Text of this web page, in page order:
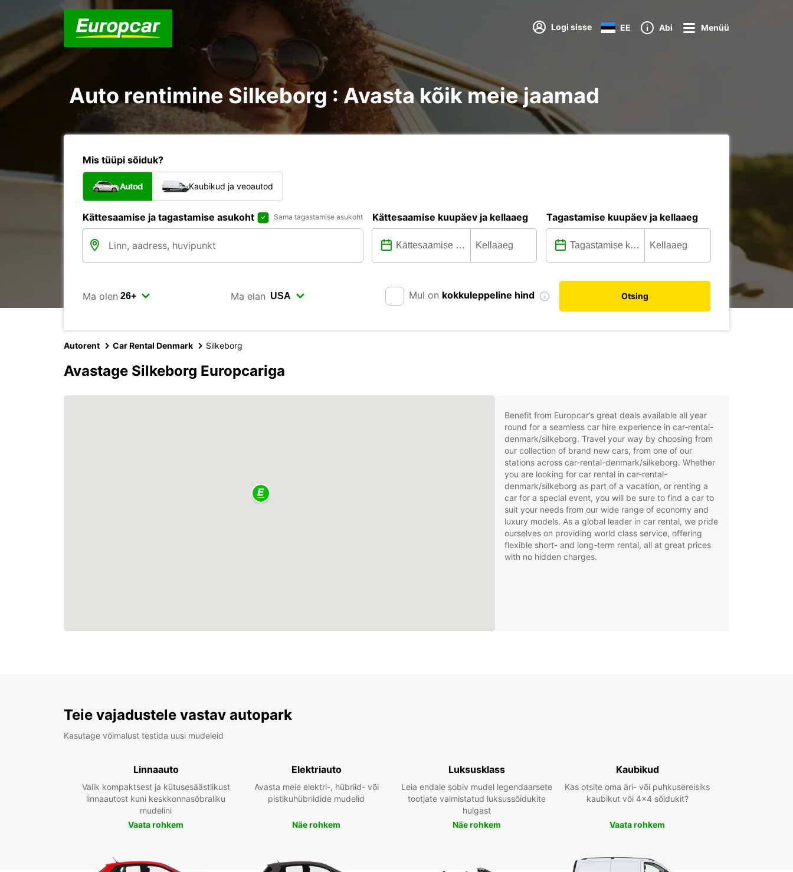
Logi sisse EE Abi Menüü
Auto rentimine Silkeborg : Avasta kõik meie jaamad
Mis tüüpi sõiduk?
Autod Kaubikud ja veoautod
Kättesaamise ja tagastamise asukoht Sama tagastamise asukoht Kättesaamise kuupäev ja kellaaeg Tagastamise kuupäev ja kellaaeg
Ma olen Ma elan Mul on kokkuleppeline hind Otsing
Autorent Car Rental Denmark Silkeborg
Avastage Silkeborg Europcariga
Benefit from Europcar’s great deals available all year
round for a seamless car hire experience in car-rental-
denmark/silkeborg. Travel your way by choosing from
our collection of brand new cars, from one of our
stations across car-rental-denmark/silkeborg. Whether
you are looking for car rental in car-rental-
denmark/silkeborg as part of a vacation, or renting a
car for a special event, you will be sure to find a car to
suit your needs from our wide range of economy and
luxury models. As a global leader in car rental, we pride
ourselves on providing world class service, offering
flexible short- and long-term rental, all at great prices
with no hidden charges.
Teie vajadustele vastav autopark
Kasutage võimalust testida uusi mudeleid
Linnaauto
Valik kompaktsest ja kütusesäästlikust
linnaautost kuni keskkonnasõbraliku
mudelini
Vaata rohkem
Elektriauto
Avasta meie elektri-, hübriid- või
pistikuhübriidide mudelid
Näe rohkem
Luksusklass
Leia endale sobiv mudel legendaarsete
tootjate valmistatud luksussõidukite
hulgast
Näe rohkem
Kaubikud
Kas otsite oma äri- või puhkusereisiks
kaubikut või 4x4 sõidukit?
Vaata rohkem